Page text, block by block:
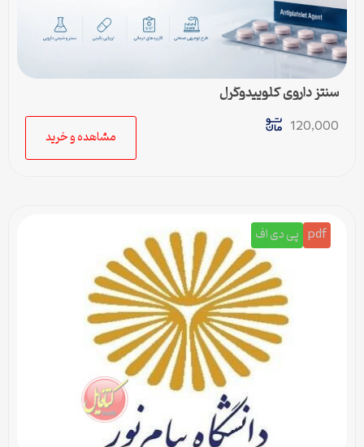
سنتز داروی کلوپیدوگرل
120,000
مشاهده و خرید
pdf پی دی اف